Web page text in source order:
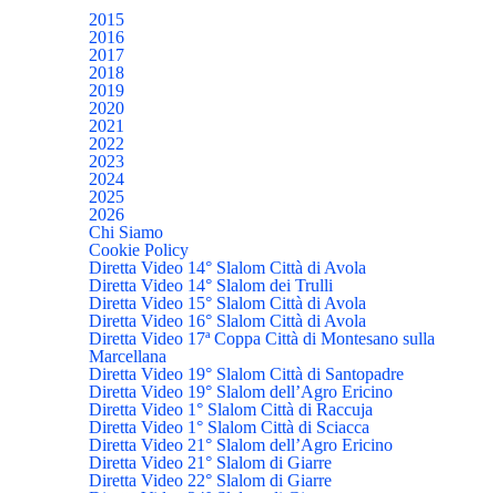
2015
2016
2017
2018
2019
2020
2021
2022
2023
2024
2025
2026
Chi Siamo
Cookie Policy
Diretta Video 14° Slalom Città di Avola
Diretta Video 14° Slalom dei Trulli
Diretta Video 15° Slalom Città di Avola
Diretta Video 16° Slalom Città di Avola
Diretta Video 17ª Coppa Città di Montesano sulla
Marcellana
Diretta Video 19° Slalom Città di Santopadre
Diretta Video 19° Slalom dell’Agro Ericino
Diretta Video 1° Slalom Città di Raccuja
Diretta Video 1° Slalom Città di Sciacca
Diretta Video 21° Slalom dell’Agro Ericino
Diretta Video 21° Slalom di Giarre
Diretta Video 22° Slalom di Giarre